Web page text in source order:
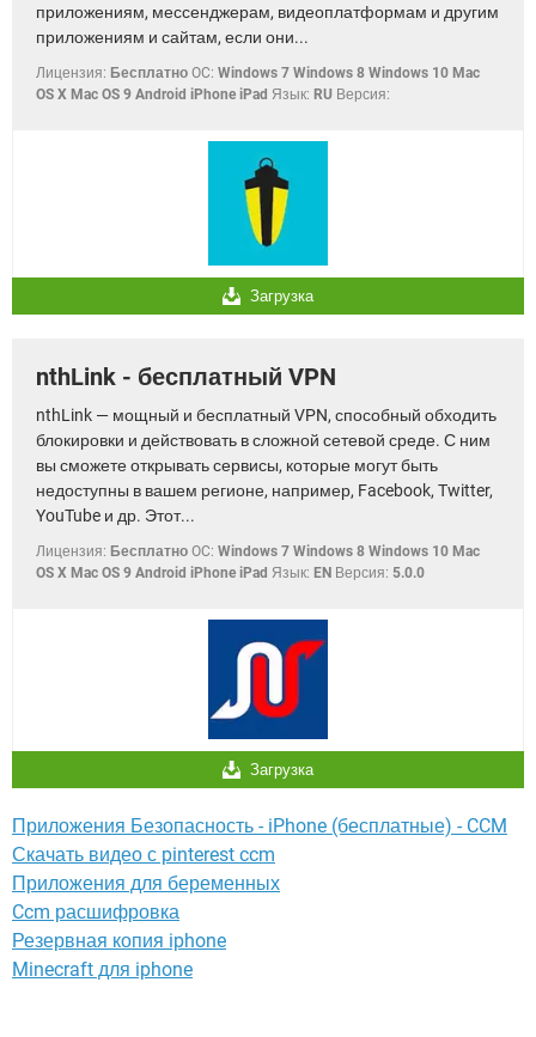
приложениям, мессенджерам, видеоплатформам и другим
приложениям и сайтам, если они...
Лицензия: Бесплатно OC: Windows 7 Windows 8 Windows 10 Mac
OS X Mac OS 9 Android iPhone iPad Язык: RU Версия:
Загрузка
nthLink - бесплатный VPN
nthLink — мощный и бесплатный VPN, способный обходить
блокировки и действовать в сложной сетевой среде. С ним
вы сможете открывать сервисы, которые могут быть
недоступны в вашем регионе, например, Facebook, Twitter,
YouTube и др. Этот...
Лицензия: Бесплатно OC: Windows 7 Windows 8 Windows 10 Mac
OS X Mac OS 9 Android iPhone iPad Язык: EN Версия: 5.0.0
Загрузка
Приложения Безопасность - iPhone (бесплатные) - CCM
Скачать видео с pinterest ccm
Приложения для беременных
Ccm расшифровка
Резервная копия iphone
Minecraft для iphone